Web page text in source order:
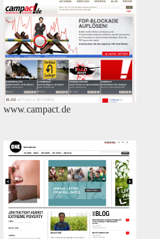
www.campact.de